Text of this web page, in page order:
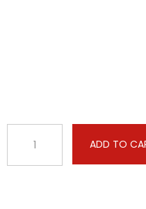
4
ADD TO